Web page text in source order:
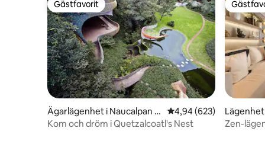
Gästfavorit
Gästfavorit
Ägarlägenhet i Naucalpan d
e Juárez
4,94 av 5 i
4,94 (623)
Kom och dröm i Quetzalcoatl's Nest
Zen-